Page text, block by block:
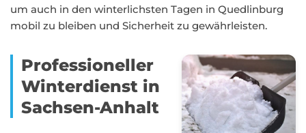
um auch in den winterlichsten Tagen in Quedlinburg
mobil zu bleiben und Sicherheit zu gewährleisten.
Professioneller
Winterdienst in
Sachsen-Anhalt